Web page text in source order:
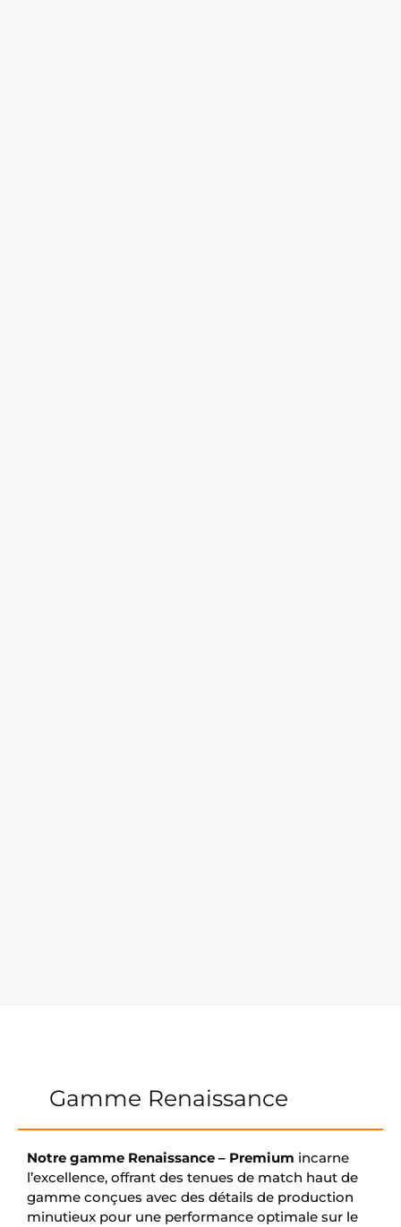
Gamme Renaissance
Notre gamme Renaissance – Premium incarne
l’excellence, offrant des tenues de match haut de
gamme conçues avec des détails de production
minutieux pour une performance optimale sur le